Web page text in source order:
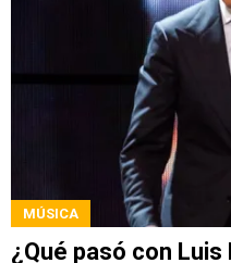
MÚSICA
¿Qué pasó con